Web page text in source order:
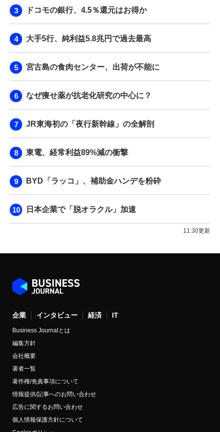
ドコモの銀行、4.5％還元はお得か
大手5行、純利益5.8兆円で過去最高
宮古島の食肉センター、出荷が不能に
なぜ痩せ薬が抗老化研究の中心に？
JR東海初の「夜行新幹線」の全解剖
東電、経常利益89%減の衝撃
BYD「ラッコ」、補助金ハンデを粉砕
日本企業で「脱オラクル」加速
11:30更新
企業 インタビュー 経済 IT
Business Journalとは
編集方針
会社概要
著者一覧
著作権/免責事項について
情報提供/記事へのお問い合わせ
広告に関するお問い合わせ
個人情報保護方針について